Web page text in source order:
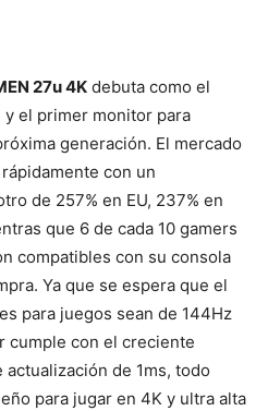
27u 4K debuta como el
y el primer monitor para
generación. El mercado
con un
de 257% en EU, 237% en
que 6 de cada 10 gamers
compatibles con su consola
Ya que se espera que el
para juegos sean de 144Hz
cumple con el creciente
de 1ms, todo
para jugar en 4K y ultra alta